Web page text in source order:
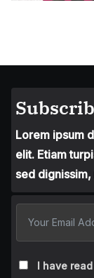
Lorem ipsum
elit. Etiam
sed dignissim,
I have